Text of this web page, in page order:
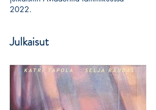
2022.
Julkaisut